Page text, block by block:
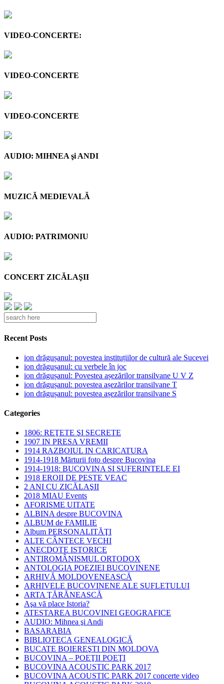
VIDEO-CONCERTE:
VIDEO-CONCERTE
VIDEO-CONCERTE
AUDIO: MIHNEA şi ANDI
MUZICĂ MEDIEVALĂ
AUDIO: PATRIMONIU
CONCERT ZICĂLAŞII
Recent Posts
ion drăgușanul: povestea instituțiilor de cultură ale Sucevei
ion drăgușanul: cu verbele în joc
ion drăgușanul: Povestea așezărilor transilvane U V Z
ion drăgușanul: povestea așezărilor transilvane T
ion drăgușanul: povestea așezărilor transilvane S
Categories
1806: REŢETE ŞI SECRETE
1907 IN PRESA VREMII
1914 RAZBOIUL IN CARICATURA
1914-1918 Mărturii foto despre Bucovina
1914-1918: BUCOVINA SI SUFERINTELE EI
1918 EROII DE PESTE VEAC
2 ANI CU ZICĂLAŞII
2018 MIAU Events
AFORISME UITATE
ALBINA despre BUCOVINA
ALBUM de FAMILIE
Album PERSONALITĂŢI
ALTE CÂNTECE VECHI
ANECDOTE ISTORICE
ANTIROMÂNISMUL ORTODOX
ANTOLOGIA POEZIEI BUCOVINENE
ARHIVĂ MOLDOVENEASCĂ
ARHIVELE BUCOVINENE ALE SUFLETULUI
ARTA ŢĂRĂNEASCĂ
Aşa vă place Istoria?
ATESTAREA BUCOVINEI GEOGRAFICE
AUDIO: Mihnea şi Andi
BASARABIA
BIBLIOTECA GENEALOGICĂ
BUCATE BOIEREŞTI DIN MOLDOVA
BUCOVINA – POEŢII POEŢI
BUCOVINA ACOUSTIC PARK 2017
BUCOVINA ACOUSTIC PARK 2017 concerte video